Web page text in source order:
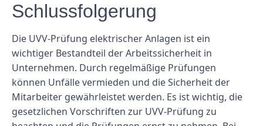
Schlussfolgerung
Die UVV-Prüfung elektrischer Anlagen ist ein
wichtiger Bestandteil der Arbeitssicherheit in
Unternehmen. Durch regelmäßige Prüfungen
können Unfälle vermieden und die Sicherheit der
Mitarbeiter gewährleistet werden. Es ist wichtig, die
gesetzlichen Vorschriften zur UVV-Prüfung zu